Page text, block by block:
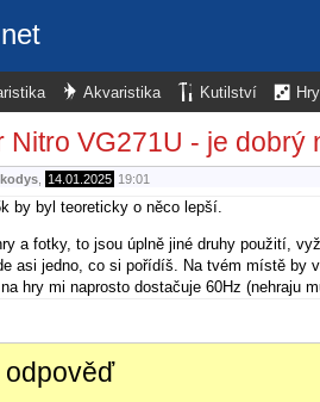
Akvaristika Kutilství Hry
Nitro VG271U - je dobrý
14.01.2025 19:01
by byl teoreticky o něco lepší.
a fotky, to jsou úplně jiné druhy použití,
asi jedno, co si pořídíš. Na tvém místě by
hry mi naprosto dostačuje 60Hz (nehraju